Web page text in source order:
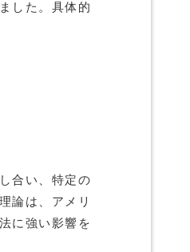
した。具体的
合い、特定の
論は、アメリ
に強い影響を